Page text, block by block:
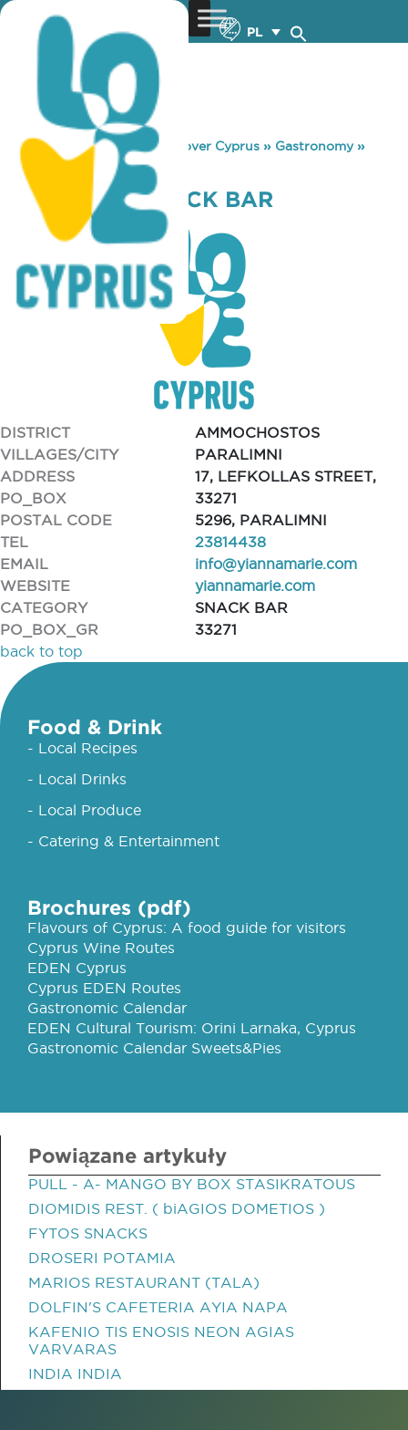
PL
You are here: Home »Discover Cyprus » Gastronomy»
RISING SUN SNACK BAR
RISING SUN SNACK BAR
DISTRICT
AMMOCHOSTOS
VILLAGES/CITY
PARALIMNI
ADDRESS
17, LEFKOLLAS STREET,
PO_BOX
33271
POSTAL CODE
5296, PARALIMNI
TEL
23814438
EMAIL
info@yiannamarie.com
WEBSITE
yiannamarie.com
CATEGORY
SNACK BAR
PO_BOX_GR
33271
back to top
Food & Drink
- Local Recipes
- Local Drinks
- Local Produce
- Catering & Entertainment
Brochures (pdf)
Flavours of Cyprus: A food guide for visitors
Cyprus Wine Routes
EDEN Cyprus
Cyprus EDEN Routes
Gastronomic Calendar
EDEN Cultural Tourism: Orini Larnaka, Cyprus
Gastronomic Calendar Sweets&Pies
Powiązane artykuły
PULL - A- MANGO BY BOX STASIKRATOUS
DIOMIDIS REST. ( biAGIOS DOMETIOS )
FYTOS SNACKS
DROSERI POTAMIA
MARIOS RESTAURANT (TALA)
DOLFIN'S CAFETERIA AYIA NAPA
KAFENIO TIS ENOSIS NEON AGIAS
VARVARAS
INDIA INDIA